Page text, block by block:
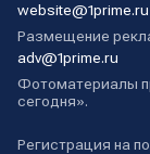
website@1prime.ru
Размещение
adv@1prime.ru
Фотоматериалы
сегодня».
Регистрация на